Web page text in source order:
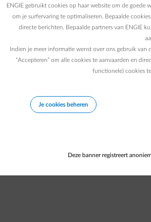
Privacybeleid Cookiebeleid
ENGIE gebruikt cookies op haar website om de goede
om je surfervaring te optimaliseren. Bepaalde
directe berichten. Bepaalde partners van ENGIE
Indien je meer informatie wenst over ons gebruik van
“Accepteren” om alle cookies te aanvaarden en
functionele) cookies
Je cookies beheren
Deze banner registreert